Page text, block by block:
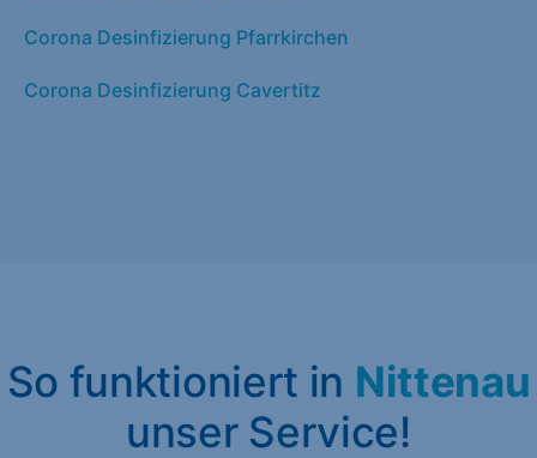
Corona Desinfizierung Pfarrkirchen
Corona Desinfizierung Cavertitz
So funktioniert in Nittenau
unser Service!